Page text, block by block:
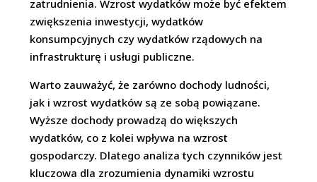
zatrudnienia. Wzrost wydatków może być efektem
zwiększenia inwestycji, wydatków
konsumpcyjnych czy wydatków rządowych na
infrastrukturę i usługi publiczne.
Warto zauważyć, że zarówno dochody ludności,
jak i wzrost wydatków są ze sobą powiązane.
Wyższe dochody prowadzą do większych
wydatków, co z kolei wpływa na wzrost
gospodarczy. Dlatego analiza tych czynników jest
kluczowa dla zrozumienia dynamiki wzrostu